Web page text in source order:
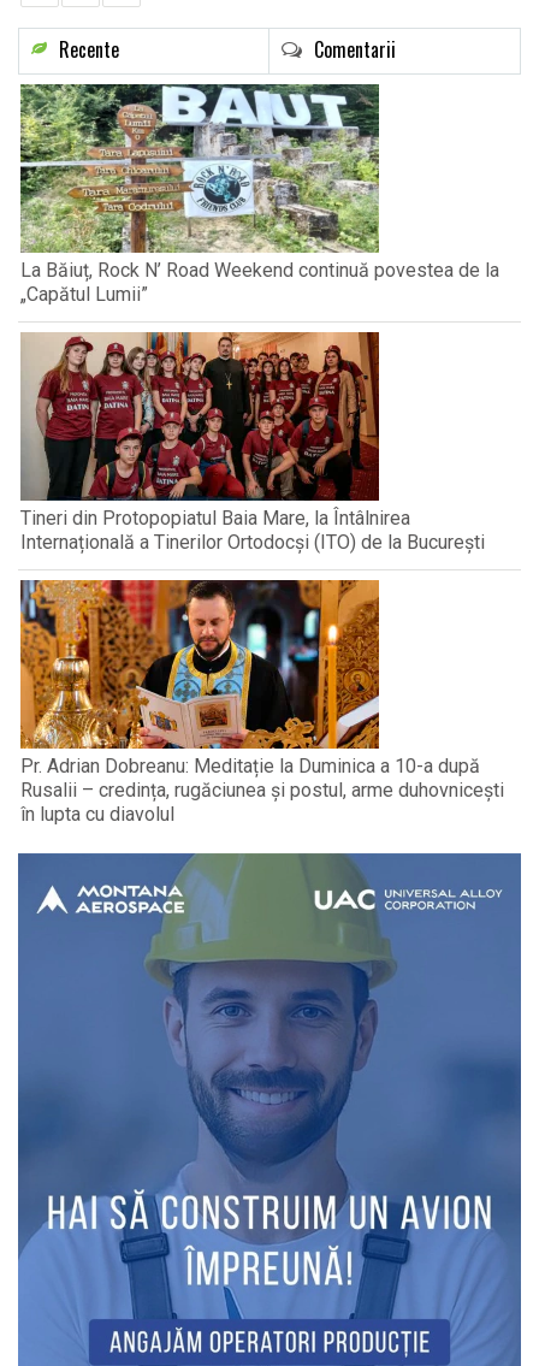
Recente Comentarii
La Băiuț, Rock N’ Road Weekend continuă povestea de la
„Capătul Lumii”
Tineri din Protopopiatul Baia Mare, la Întâlnirea
Internațională a Tinerilor Ortodocși (ITO) de la București
Pr. Adrian Dobreanu: Meditație la Duminica a 10-a după
Rusalii – credința, rugăciunea și postul, arme duhovnicești
în lupta cu diavolul